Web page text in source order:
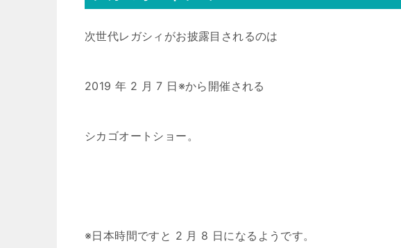
次世代レガシィがお披露目されるのは
2019 年 2 月 7 日※から開催される
シカゴオートショー。
※日本時間ですと 2 月 8 日になるようです。